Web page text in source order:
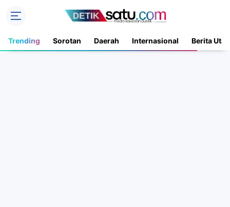
Trending Sorotan Daerah Internasional Berita